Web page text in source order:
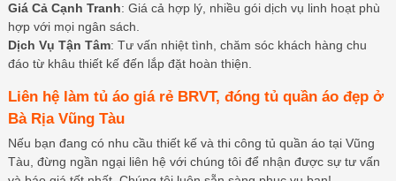
Giá Cả Cạnh Tranh: Giá cả hợp lý, nhiều gói dịch vụ linh hoạt phù
hợp với mọi ngân sách.
Dịch Vụ Tận Tâm: Tư vấn nhiệt tình, chăm sóc khách hàng chu
đáo từ khâu thiết kế đến lắp đặt hoàn thiện.
Liên hệ làm tủ áo giá rẻ BRVT, đóng tủ quần áo đẹp ở
Bà Rịa Vũng Tàu
Nếu bạn đang có nhu cầu thiết kế và thi công tủ quần áo tại Vũng
Tàu, đừng ngần ngại liên hệ với chúng tôi để nhận được sự tư vấn